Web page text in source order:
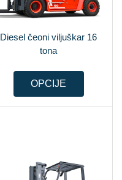
Diesel čeoni viljuškar 16
tona
OPCIJE